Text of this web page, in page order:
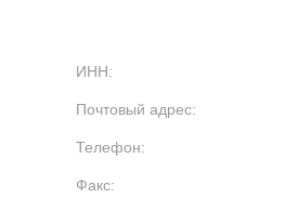
ИНН:
Почтовый адрес:
Телефон:
Факс: